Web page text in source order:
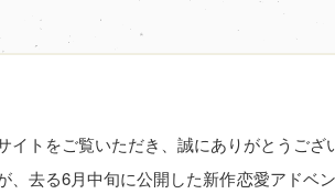
シナリオ
選択画面
イトをご覧いただき、誠にありがとうござ
、去る6月中旬に公開した新作恋愛アドベ